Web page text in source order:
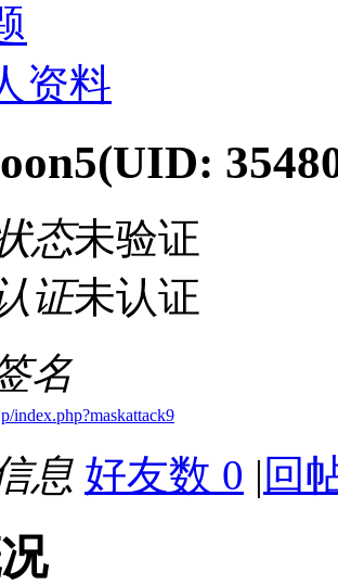
资料
(UID:
态未验证
证未认证
名
index.php?maskattack9
息 好友数 0 | 回